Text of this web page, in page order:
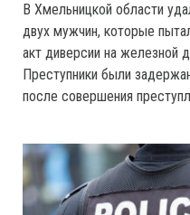
В Хмельницкой области
двух мужчин, которые
акт диверсии на железной
Преступники были
после совершения